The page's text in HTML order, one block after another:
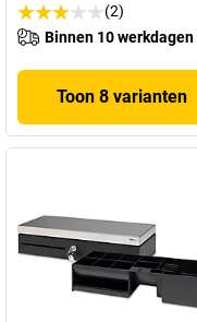
(2)
Binnen 10 werkdagen
Toon 8 varianten